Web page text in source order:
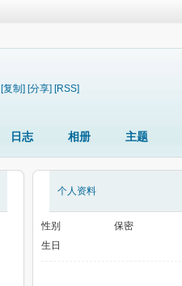
[复制] [分享] [RSS]
日志 相册 主题
个人资料
性别
保密
生日